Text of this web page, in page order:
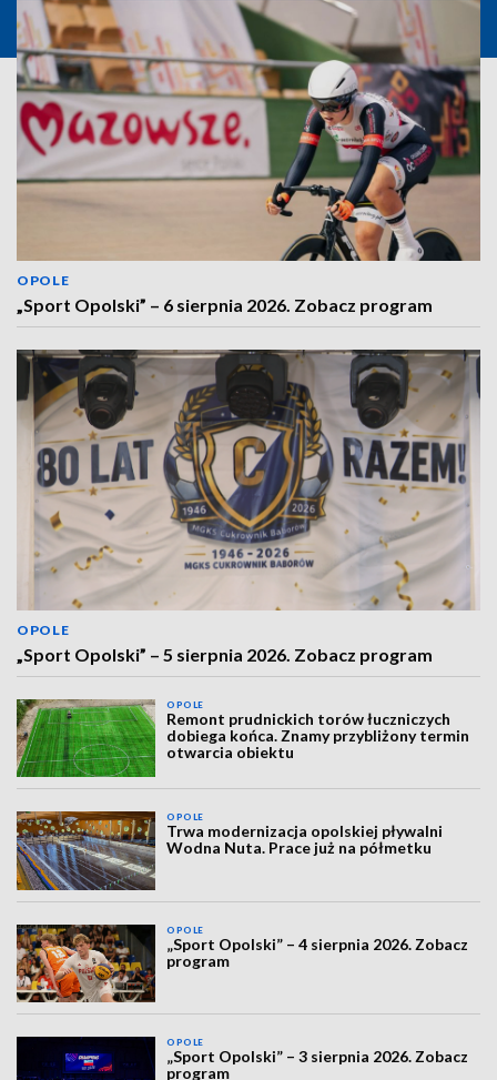
OPOLE
„Sport Opolski” – 6 sierpnia 2026. Zobacz program
OPOLE
„Sport Opolski” – 5 sierpnia 2026. Zobacz program
OPOLE
Remont prudnickich torów łuczniczych
dobiega końca. Znamy przybliżony termin
otwarcia obiektu
OPOLE
Trwa modernizacja opolskiej pływalni
Wodna Nuta. Prace już na półmetku
OPOLE
„Sport Opolski” – 4 sierpnia 2026. Zobacz
program
OPOLE
„Sport Opolski” – 3 sierpnia 2026. Zobacz
program